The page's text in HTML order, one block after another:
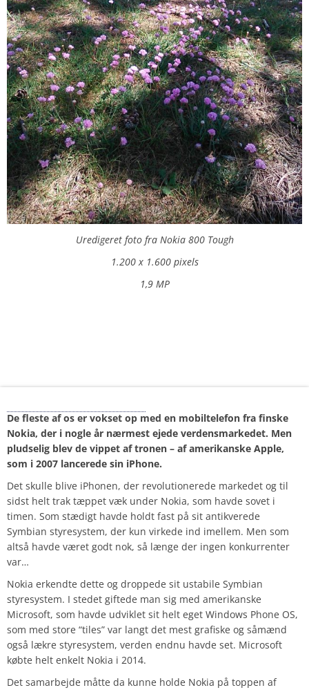
Uredigeret foto fra Nokia 800 Tough
1.200 x 1.600 pixels
1,9 MP
De fleste af os er vokset op med en mobiltelefon fra finske
Nokia, der i nogle år nærmest ejede verdensmarkedet. Men
pludselig blev de vippet af tronen – af amerikanske Apple,
som i 2007 lancerede sin iPhone.
Det skulle blive iPhonen, der revolutionerede markedet og til
sidst helt trak tæppet væk under Nokia, som havde sovet i
timen. Som stædigt havde holdt fast på sit antikverede
Symbian styresystem, der kun virkede ind imellem. Men som
altså havde været godt nok, så længe der ingen konkurrenter
var…
Nokia erkendte dette og droppede sit ustabile Symbian
styresystem. I stedet giftede man sig med amerikanske
Microsoft, som havde udviklet sit helt eget Windows Phone OS,
som med store “tiles” var langt det mest grafiske og såmænd
også lækre styresystem, verden endnu havde set. Microsoft
købte helt enkelt Nokia i 2014.
Det samarbejde måtte da kunne holde Nokia på toppen af